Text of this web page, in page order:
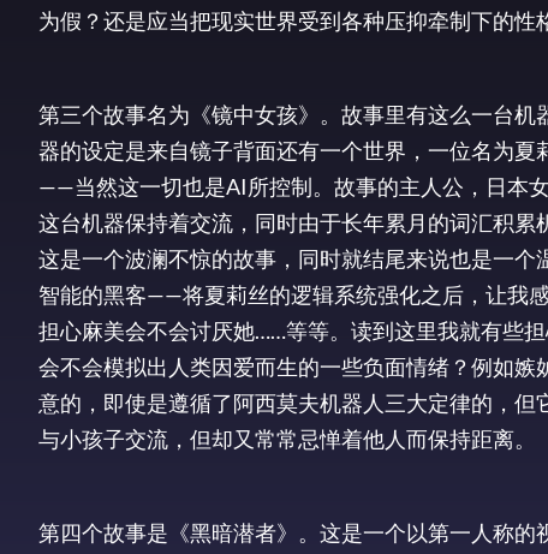
为假？还是应当把现实世界受到各种压抑牵制下的性
第三个故事名为《镜中女孩》。故事里有这么一台
器的设定是来自镜子背面还有一个世界，一位名为
——当然这一切也是AI所控制。故事的主人公，日本
这台机器保持着交流，同时由于长年累月的词汇积
这是一个波澜不惊的故事，同时就结尾来说也是一
智能的黑客——将夏莉丝的逻辑系统强化之后，让我
担心麻美会不会讨厌她……等等。读到这里我就有些
会不会模拟出人类因爱而生的一些负面情绪？例如
意的，即使是遵循了阿西莫夫机器人三大定律的，
与小孩子交流，但却又常常忌惮着他人而保持距离。
第四个故事是《黑暗潜者》。这是一个以第一人称